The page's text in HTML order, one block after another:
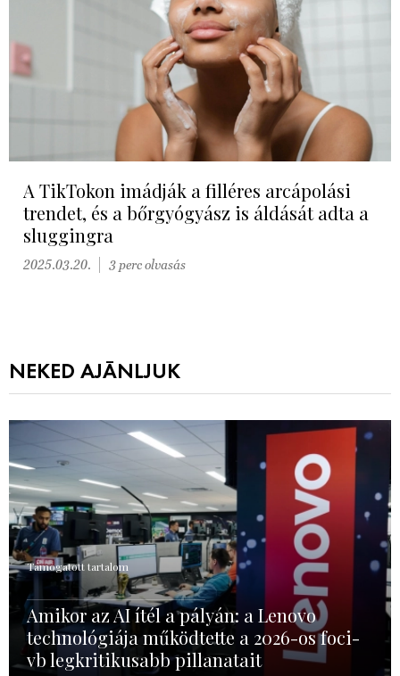
A TikTokon imádják a filléres arcápolási
trendet, és a bőrgyógyász is áldását adta a
sluggingra
2025.03.20. 3 perc olvasás
NEKED AJÁNLJUK
Támogatott tartalom
Amikor az AI ítél a pályán: a Lenovo
technológiája működtette a 2026-os foci-
vb legkritikusabb pillanatait